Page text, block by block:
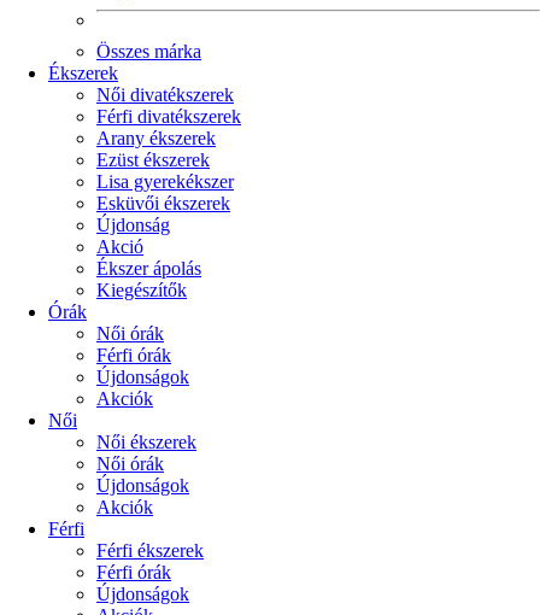
Összes márka
Ékszerek
Női divatékszerek
Férfi divatékszerek
Arany ékszerek
Ezüst ékszerek
Lisa gyerekékszer
Esküvői ékszerek
Újdonság
Akció
Ékszer ápolás
Kiegészítők
Órák
Női órák
Férfi órák
Újdonságok
Akciók
Női
Női ékszerek
Női órák
Újdonságok
Akciók
Férfi
Férfi ékszerek
Férfi órák
Újdonságok